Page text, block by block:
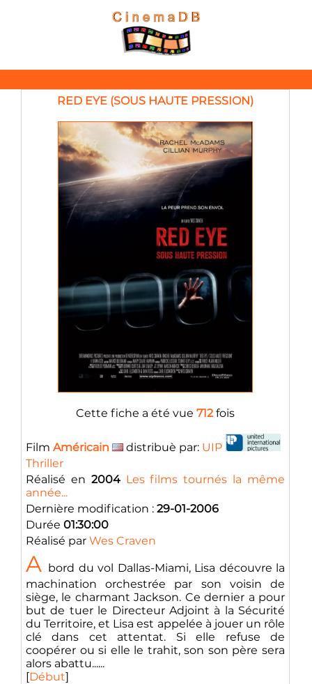
RED EYE (SOUS HAUTE PRESSION)
Cette fiche a été vue 712fois
Film Américain distribuè par: UIP
Thriller
Réalisé en 2004 Les films tournés la même
année...
Dernière modification : 29-01-2006
Durée 01:30:00
Réalisé par Wes Craven
A bord du vol Dallas-Miami, Lisa découvre la
machination orchestrée par son voisin de
siège, le charmant Jackson. Ce dernier a pour
but de tuer le Directeur Adjoint à la Sécurité
du Territoire, et Lisa est appelée à jouer un rôle
clé dans cet attentat. Si elle refuse de
coopérer ou si elle le trahit, son son père sera
alors abattu......
[Début]